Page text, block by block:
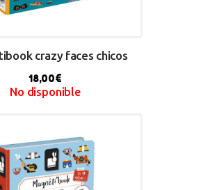
crazy faces chicos
18,00€
No disponible